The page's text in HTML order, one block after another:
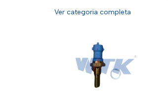
Ver categoria completa